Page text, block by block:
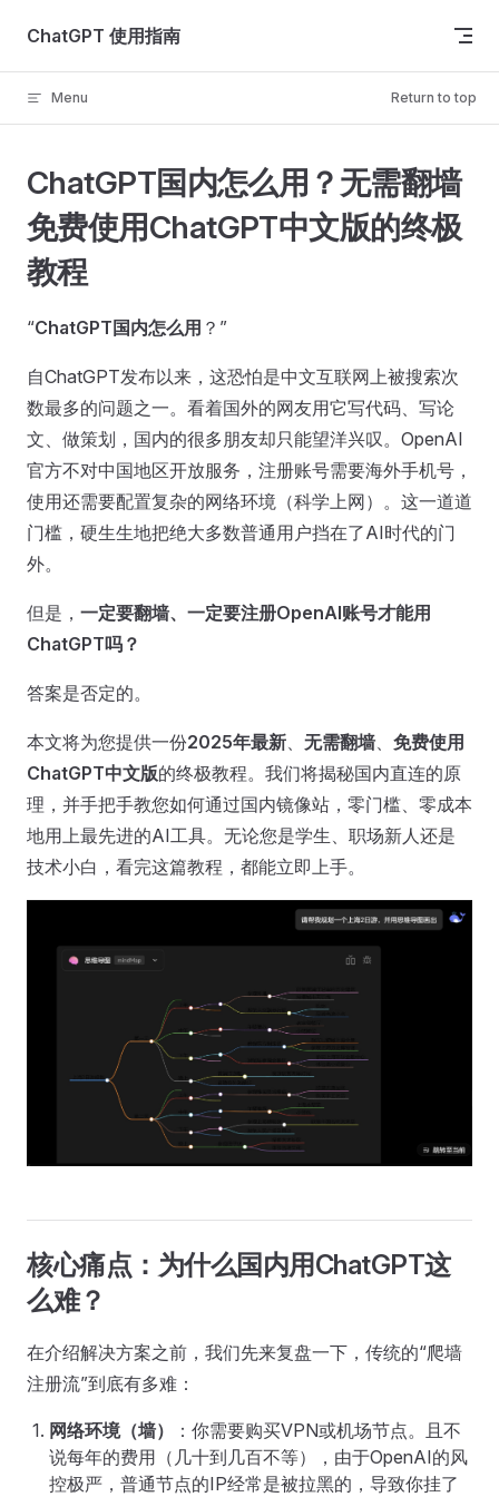
Skip to content
ChatGPT 使用指南
Menu Return to top
ChatGPT国内怎么用？无需翻墙
免费使用ChatGPT中文版的终极
教程
“ChatGPT国内怎么用 ？”
自ChatGPT发布以来，这恐怕是中文互联网上被搜索次
数最多的问题之一。看着国外的网友用它写代码、写论
文、做策划，国内的很多朋友却只能望洋兴叹。OpenAI
官方不对中国地区开放服务，注册账号需要海外手机号，
使用还需要配置复杂的网络环境（科学上网）。这一道道
门槛，硬生生地把绝大多数普通用户挡在了AI时代的门
外。
但是， 一定要翻墙、一定要注册OpenAI账号才能用
ChatGPT吗？
答案是否定的。
本文将为您提供一份2025年最新、 无需翻墙、 免费使用
ChatGPT中文版的终极教程。我们将揭秘国内直连的原
理，并手把手教您如何通过国内镜像站，零门槛、零成本
地用上最先进的AI工具。无论您是学生、职场新人还是
技术小白，看完这篇教程，都能立即上手。
核心痛点：为什么国内用ChatGPT这
么难？
在介绍解决方案之前，我们先来复盘一下，传统的“爬墙
注册流”到底有多难：
网络环境（墙）
：你需要购买VPN或机场节点。且不
说每年的费用（几十到几百不等），由于OpenAI的风
控极严，普通节点的IP经常是被拉黑的，导致你挂了